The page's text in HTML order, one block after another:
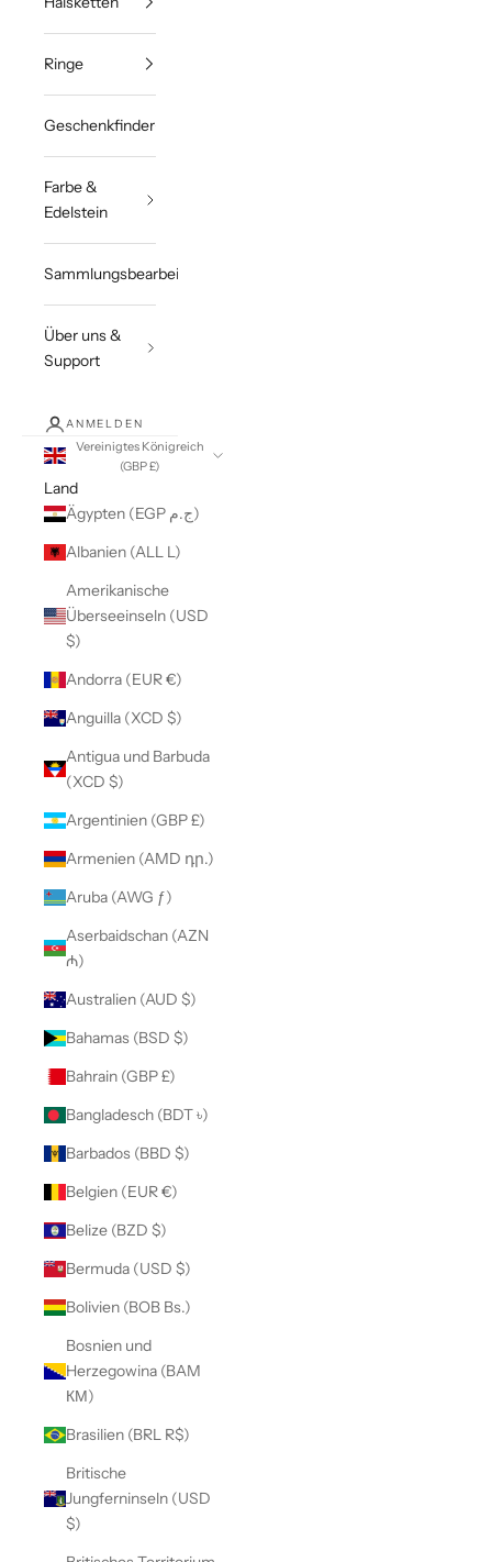
Ringe
Geschenkfinder
Farbe &
Edelstein
Sammlungsbearbeitungen
Über uns &
Support
ANMELDEN
Vereinigtes Königreich
(GBP £)
Land
Ägypten (EGP ج.م)
Albanien (ALL L)
Amerikanische
Überseeinseln (USD
$)
Andorra (EUR €)
Anguilla (XCD $)
Antigua und Barbuda
(XCD $)
Argentinien (GBP £)
Armenien (AMD դր.)
Aruba (AWG ƒ)
Aserbaidschan (AZN
₼)
Australien (AUD $)
Bahamas (BSD $)
Bahrain (GBP £)
Bangladesch (BDT ৳)
Barbados (BBD $)
Belgien (EUR €)
Belize (BZD $)
Bermuda (USD $)
Bolivien (BOB Bs.)
Bosnien und
Herzegowina (BAM
КМ)
Brasilien (BRL R$)
Britische
Jungferninseln (USD
$)